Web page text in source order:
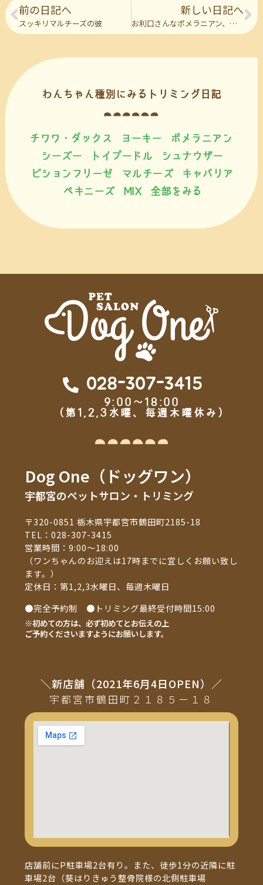
前の日記へ
スッキリマルチーズの彼
新しい日記へ
お利口さんなポメラニアン、マルチーズのお二人
わんちゃん種別にみるトリミング日記
チワワ・ダックス ヨーキー
ポメラニアン
シーズー
トイプードル
シュナウザー
ビションフリーゼ
マルチーズ
キャバリア
ペキニーズ
MIX 全部をみる
028-307-3415
9:00～18:00
（第1,2,3水曜、毎週木曜休み）
Dog One（ドッグワン）
宇都宮のペットサロン・トリミング
〒320-0851 栃木県宇都宮市鶴田町2185-18
TEL：028-307-3415
営業時間：9:00～18:00
（ワンちゃんのお迎えは17時までに宜しくお願い致し
ます。）
定休日：第1,2,3水曜日、毎週木曜日
●完全予約制 ●トリミング最終受付時間15:00
※初めての方は、必ず初めてとお伝えの上
ご予約くださいますようにお願いします。
＼新店舗（2021年6月4日OPEN）／
宇都宮市鶴田町２１８５ー１８
店舗前にP駐車場2台有り。また、徒歩1分の近隣に駐
車場2台（葵はりきゅう整骨院様の北側駐車場